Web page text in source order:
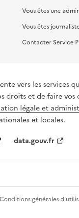
Vous êtes une
Vous êtes
Contacter Service
vers les services
droits et de faire
légale et
et locales.
data.gouv.fr
Conditions générales